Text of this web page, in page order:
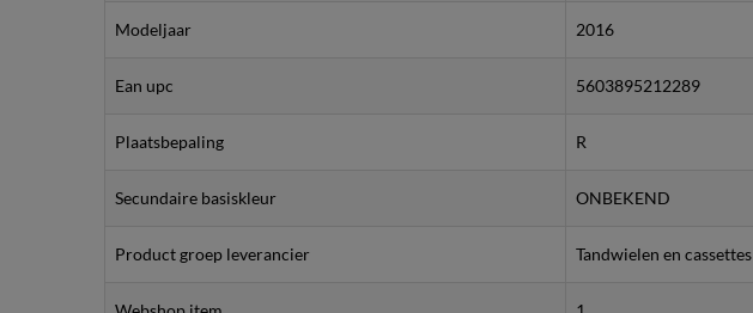
Modeljaar 2016
Ean upc 5603895212289
Plaatsbepaling R
Secundaire basiskleur ONBEKEND
Product groep leverancier Tandwielen en cassettes